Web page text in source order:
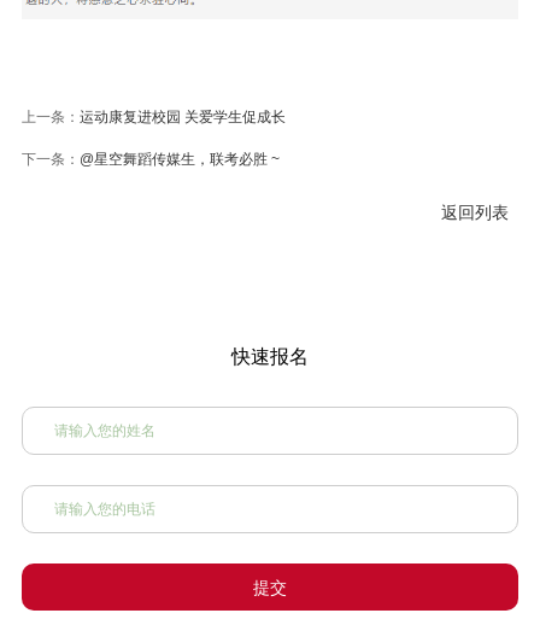
上一条： 运动康复进校园 关爱学生促成长
下一条： @星空舞蹈传媒生，联考必胜 ~
返回列表
快速报名